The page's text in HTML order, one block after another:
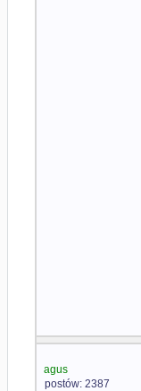
agus
postów: 2387